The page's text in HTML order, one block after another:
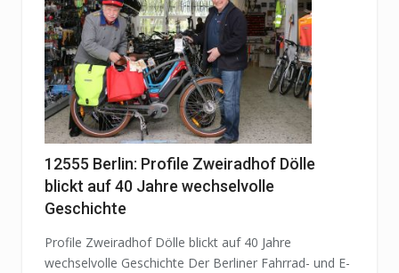
12555 Berlin: Profile Zweiradhof Dölle
blickt auf 40 Jahre wechselvolle
Geschichte
Profile Zweiradhof Dölle blickt auf 40 Jahre
wechselvolle Geschichte Der Berliner Fahrrad- und E-